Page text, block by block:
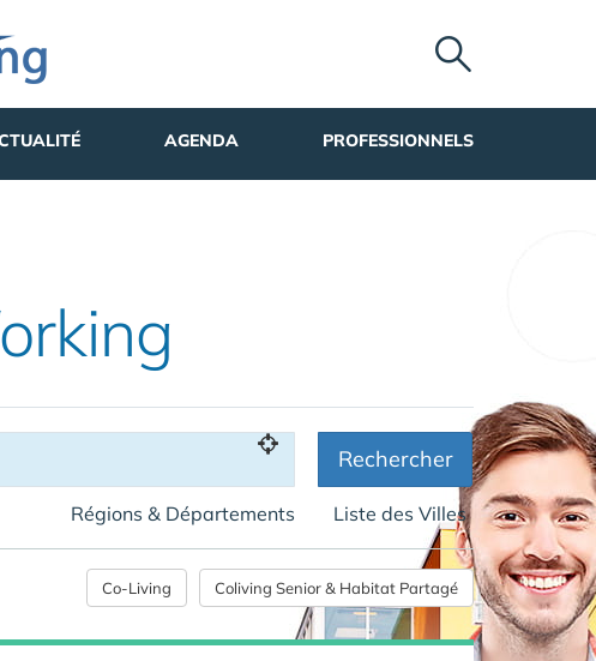
AGENDA PROFESSIONNELS
Rechercher
Régions & Départements Liste des Villes
Co-Living Coliving Senior & Habitat Partagé